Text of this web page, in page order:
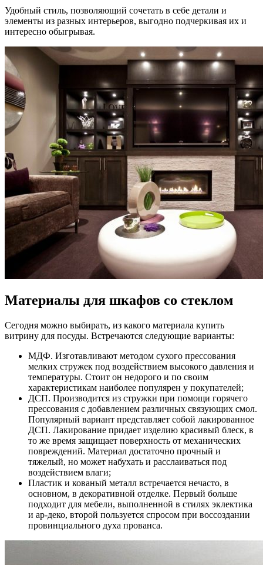
Удобный стиль, позволяющий сочетать в себе детали и
элементы из разных интерьеров, выгодно подчеркивая их и
интересно обыгрывая.
Материалы для шкафов со стеклом
Сегодня можно выбирать, из какого материала купить
витрину для посуды. Встречаются следующие варианты:
МДФ. Изготавливают методом сухого прессования
мелких стружек под воздействием высокого давления и
температуры. Стоит он недорого и по своим
характеристикам наиболее популярен у покупателей;
ДСП. Производится из стружки при помощи горячего
прессования с добавлением различных связующих смол.
Популярный вариант представляет собой лакированное
ДСП. Лакирование придает изделию красивый блеск, в
то же время защищает поверхность от механических
повреждений. Материал достаточно прочный и
тяжелый, но может набухать и расслаиваться под
воздействием влаги;
Пластик и кованый металл встречается нечасто, в
основном, в декоративной отделке. Первый больше
подходит для мебели, выполненной в стилях эклектика
и ар-деко, второй пользуется спросом при воссоздании
провинциального духа прованса.